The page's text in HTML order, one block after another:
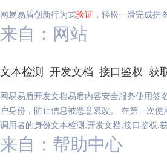
网易易盾创新行为式验证 ，轻松一滑完成拼
来自：网站
文本检测_开发文档_接口鉴权_获
网易易盾开发文档易盾内容安全服务使用
户身份，防止信息被恶意篡改。 在第一次使
调用者的身份文本检测,开发文档,接口鉴权,
来自：帮助中心